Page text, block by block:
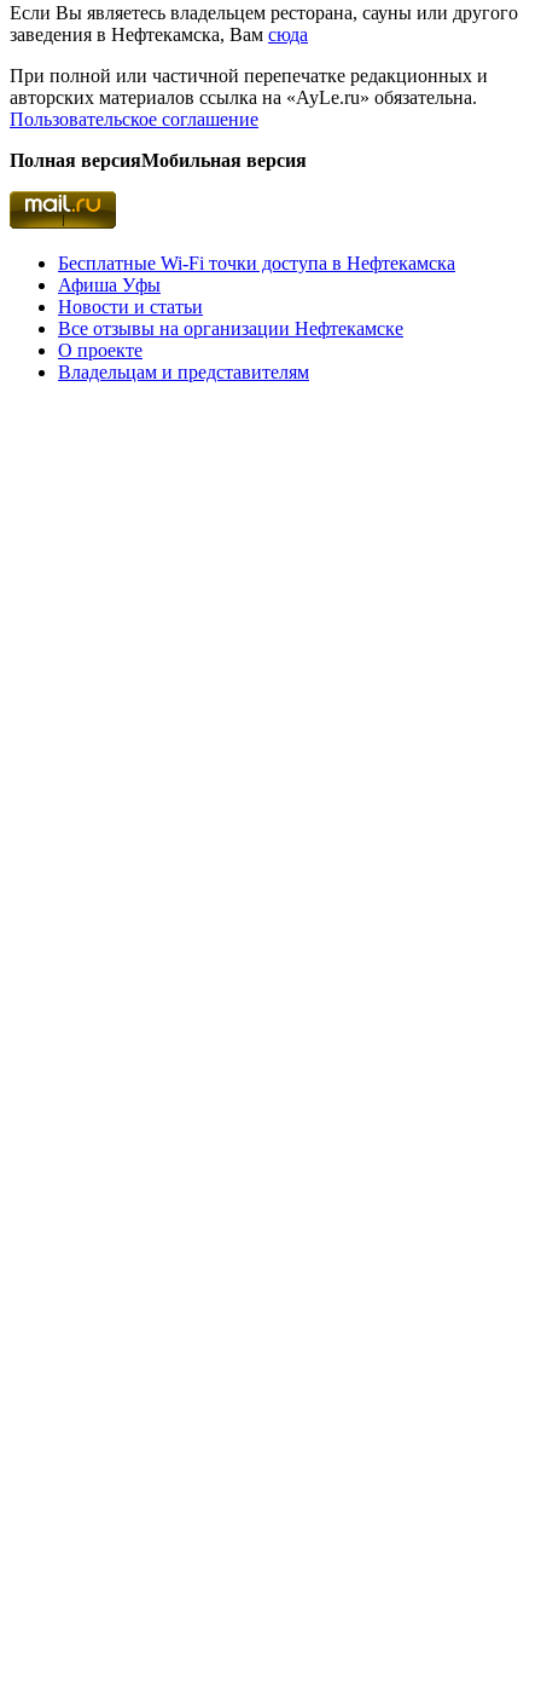
Если Вы являетесь владельцем ресторана, сауны или другого
заведения в Нефтекамска, Вам сюда
При полной или частичной перепечатке редакционных и
авторских материалов ссылка на «AyLe.ru» обязательна.
Пользовательское соглашение
Полная версияМобильная версия
Бесплатные Wi-Fi точки доступа в Нефтекамска
Афиша Уфы
Новости и статьи
Все отзывы на организации Нефтекамске
О проекте
Владельцам и представителям